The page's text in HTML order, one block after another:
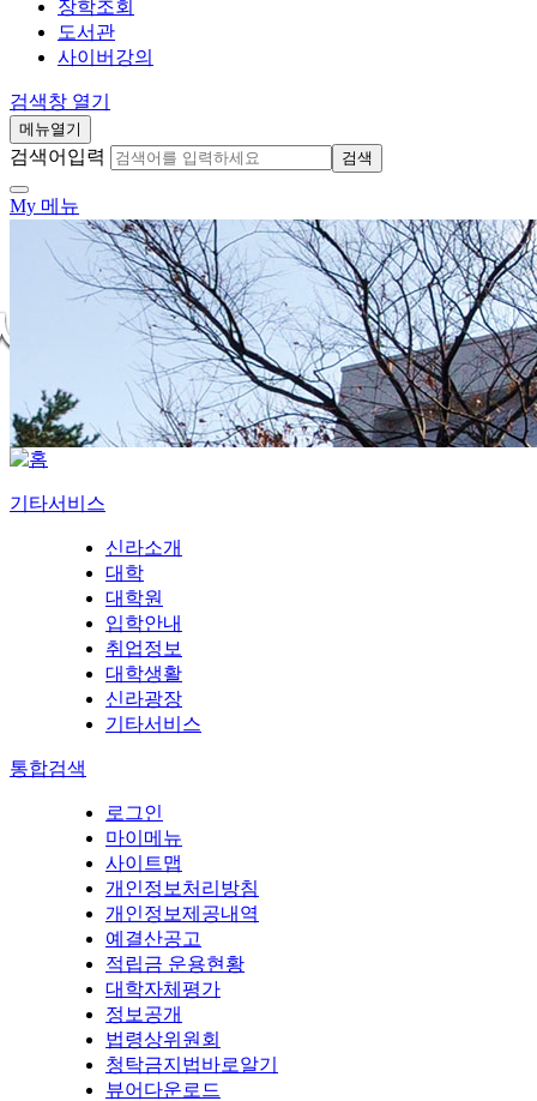
장학조회
도서관
사이버강의
검색창 열기
메뉴열기
검색어입력 검색
My 메뉴
기타서비스
신라소개
대학
대학원
입학안내
취업정보
대학생활
신라광장
기타서비스
통합검색
로그인
마이메뉴
사이트맵
개인정보처리방침
개인정보제공내역
예결산공고
적립금 운용현황
대학자체평가
정보공개
법령상위원회
청탁금지법바로알기
뷰어다운로드